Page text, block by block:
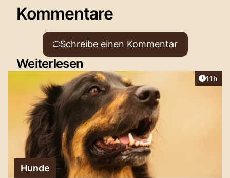
Kommentare
Schreibe einen Kommentar
Weiterlesen
11h
Hunde